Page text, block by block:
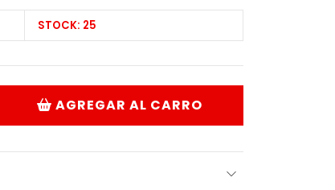
STOCK: 25
AGREGAR AL CARRO